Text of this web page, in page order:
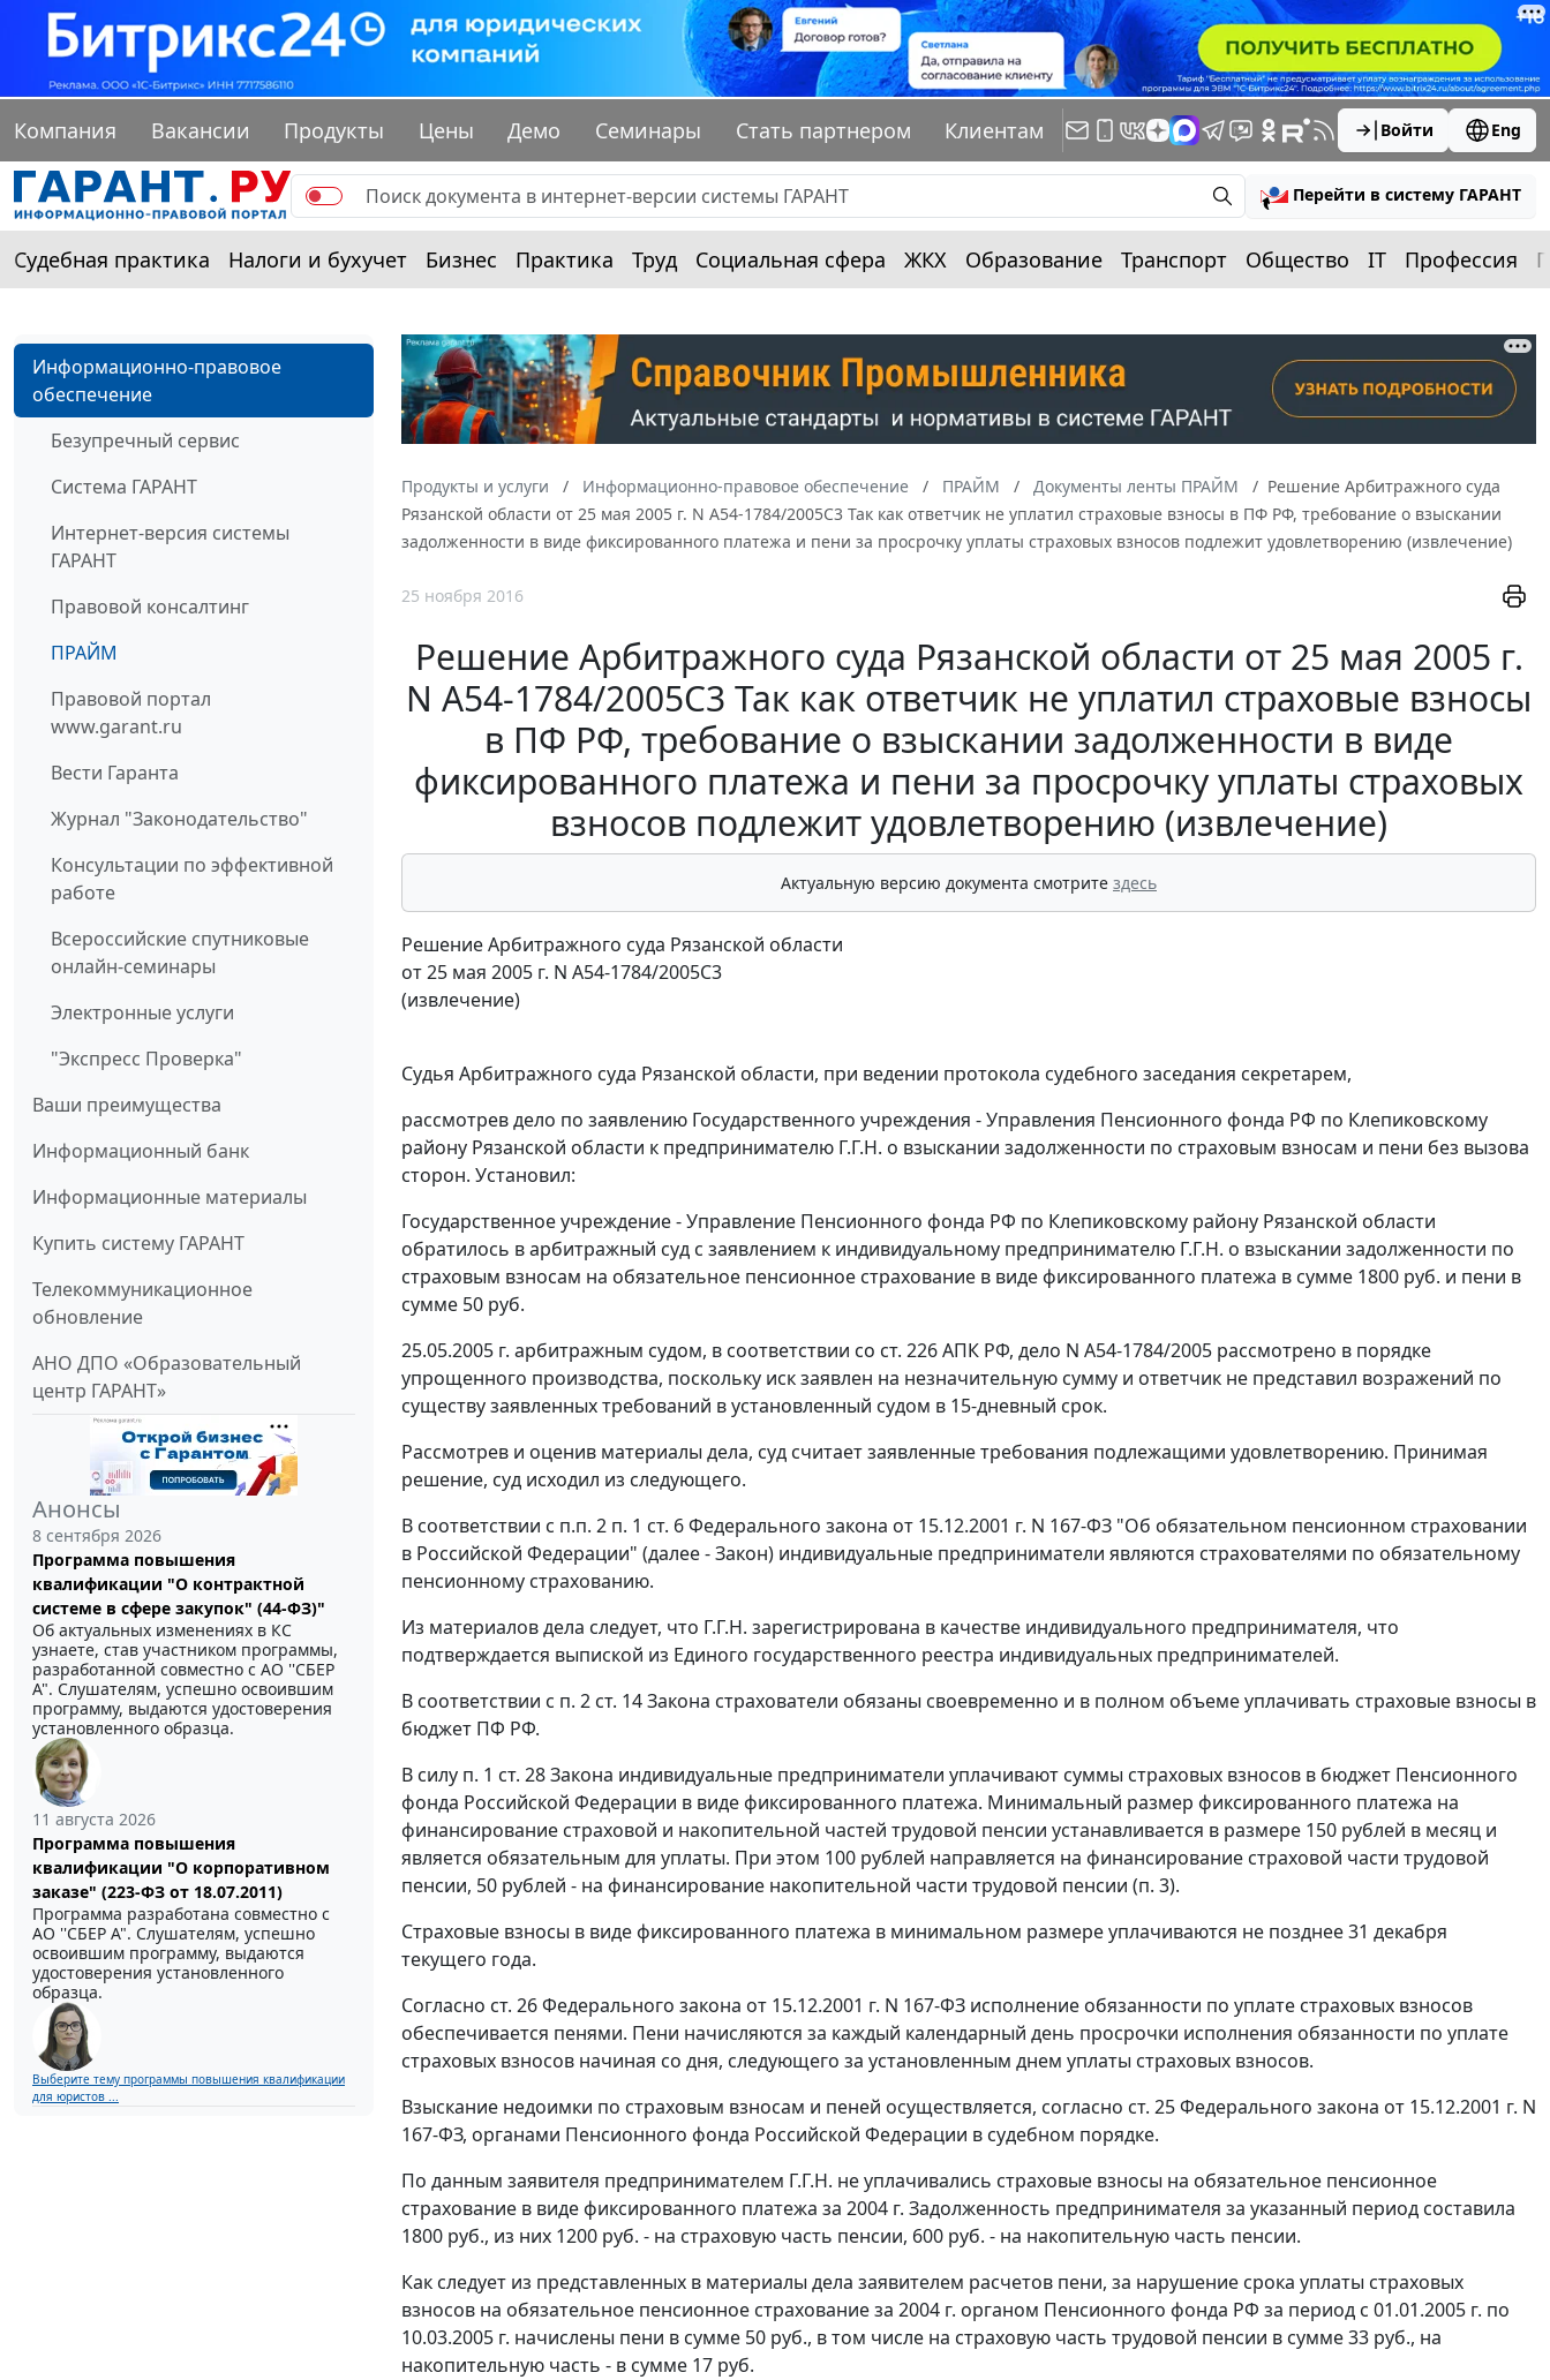
Компания Вакансии Продукты Цены Демо Семинары Стать партнером Клиентам Войти Eng
Перейти в систему ГАРАНТ
Судебная практика Налоги и бухучет Бизнес Практика Труд Социальная сфера ЖКХ Образование Транспорт Общество IT Профессия
Информационно-правовое
обеспечение
Безупречный сервис
Система ГАРАНТ
Интернет-версия системы
ГАРАНТ
Правовой консалтинг
ПРАЙМ
Правовой портал
www.garant.ru
Вести Гаранта
Журнал "Законодательство"
Консультации по эффективной
работе
Всероссийские спутниковые
онлайн-семинары
Электронные услуги
"Экспресс Проверка"
Ваши преимущества
Информационный банк
Информационные материалы
Купить систему ГАРАНТ
Телекоммуникационное
обновление
АНО ДПО «Образовательный
центр ГАРАНТ»
Анонсы
8 сентября 2026
Программа повышения
квалификации "О контрактной
системе в сфере закупок" (44-ФЗ)"
Об актуальных изменениях в КС
узнаете, став участником программы,
разработанной совместно с АО ''СБЕР
А". Слушателям, успешно освоившим
программу, выдаются удостоверения
установленного образца.
11 августа 2026
Программа повышения
квалификации "О корпоративном
заказе" (223-ФЗ от 18.07.2011)
Программа разработана совместно с
АО ''СБЕР А". Слушателям, успешно
освоившим программу, выдаются
удостоверения установленного
образца.
Выберите тему программы повышения квалификации
для юристов ...
Продукты и услуги Информационно-правовое обеспечение ПРАЙМ Документы ленты ПРАЙМ
Решение Арбитражного суда
Рязанской области от 25 мая 2005 г. N А54-1784/2005C3 Так как ответчик не уплатил страховые взносы в ПФ РФ, требование о взыскании
задолженности в виде фиксированного платежа и пени за просрочку уплаты страховых взносов подлежит удовлетворению (извлечение)
25 ноября 2016
Решение Арбитражного суда Рязанской области от 25 мая 2005 г.
N А54-1784/2005C3 Так как ответчик не уплатил страховые взносы
в ПФ РФ, требование о взыскании задолженности в виде
фиксированного платежа и пени за просрочку уплаты страховых
взносов подлежит удовлетворению (извлечение)
Актуальную версию документа смотрите здесь
Решение Арбитражного суда Рязанской области
от 25 мая 2005 г. N А54-1784/2005C3
(извлечение)
Судья Арбитражного суда Рязанской области, при ведении протокола судебного заседания секретарем,
рассмотрев дело по заявлению Государственного учреждения - Управления Пенсионного фонда РФ по Клепиковскому
району Рязанской области к предпринимателю Г.Г.Н. о взыскании задолженности по страховым взносам и пени без вызова
сторон. Установил:
Государственное учреждение - Управление Пенсионного фонда РФ по Клепиковскому району Рязанской области
обратилось в арбитражный суд с заявлением к индивидуальному предпринимателю Г.Г.Н. о взыскании задолженности по
страховым взносам на обязательное пенсионное страхование в виде фиксированного платежа в сумме 1800 руб. и пени в
сумме 50 руб.
25.05.2005 г. арбитражным судом, в соответствии со ст. 226АПК РФ, дело N А54-1784/2005 рассмотрено в порядке
упрощенного производства, поскольку иск заявлен на незначительную сумму и ответчик не представил возражений по
существу заявленных требований в установленный судом в 15-дневный срок.
Рассмотрев и оценив материалы дела, суд считает заявленные требования подлежащими удовлетворению. Принимая
решение, суд исходил из следующего.
В соответствии с п.п. 2 п. 1 ст. 6Федерального закона от 15.12.2001 г. N 167-ФЗ "Об обязательном пенсионном страховании
в Российской Федерации" (далее - Закон) индивидуальные предприниматели являются страхователями по обязательному
пенсионному страхованию.
Из материалов дела следует, что Г.Г.Н. зарегистрирована в качестве индивидуального предпринимателя, что
подтверждается выпиской из Единого государственного реестра индивидуальных предпринимателей.
В соответствии с п. 2 ст. 14Закона страхователи обязаны своевременно и в полном объеме уплачивать страховые взносы в
бюджет ПФ РФ.
В силу п. 1 ст. 28Закона индивидуальные предприниматели уплачивают суммы страховых взносов в бюджет Пенсионного
фонда Российской Федерации в виде фиксированного платежа. Минимальный размер фиксированного платежа на
финансирование страховой и накопительной частей трудовой пенсии устанавливается в размере 150 рублей в месяц и
является обязательным для уплаты. При этом 100 рублей направляется на финансирование страховой части трудовой
пенсии, 50 рублей - на финансирование накопительной части трудовой пенсии (п. 3).
Страховые взносы в виде фиксированного платежа в минимальном размере уплачиваются не позднее 31 декабря
текущего года.
Согласно ст. 26Федерального закона от 15.12.2001 г. N 167-ФЗ исполнение обязанности по уплате страховых взносов
обеспечивается пенями. Пени начисляются за каждый календарный день просрочки исполнения обязанности по уплате
страховых взносов начиная со дня, следующего за установленным днем уплаты страховых взносов.
Взыскание недоимки по страховым взносам и пеней осуществляется, согласно ст. 25Федерального закона от 15.12.2001 г. N
167-ФЗ, органами Пенсионного фонда Российской Федерации в судебном порядке.
По данным заявителя предпринимателем Г.Г.Н. не уплачивались страховые взносы на обязательное пенсионное
страхование в виде фиксированного платежа за 2004 г. Задолженность предпринимателя за указанный период составила
1800 руб., из них 1200 руб. - на страховую часть пенсии, 600 руб. - на накопительную часть пенсии.
Как следует из представленных в материалы дела заявителем расчетов пени, за нарушение срока уплаты страховых
взносов на обязательное пенсионное страхование за 2004 г. органом Пенсионного фонда РФ за период с 01.01.2005 г. по
10.03.2005 г. начислены пени в сумме 50 руб., в том числе на страховую часть трудовой пенсии в сумме 33 руб., на
накопительную часть - в сумме 17 руб.